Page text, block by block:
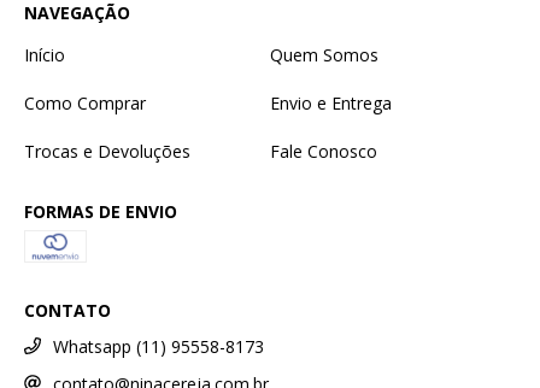
NAVEGAÇÃO
Início
Quem Somos
Como Comprar Envio e Entrega
Trocas e Devoluções Fale Conosco
FORMAS DE ENVIO
CONTATO
Whatsapp (11) 95558-8173